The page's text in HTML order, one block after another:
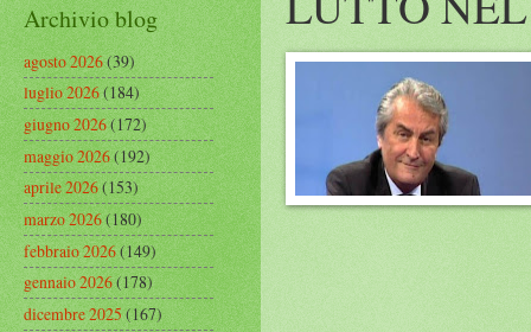
Archivio blog
agosto 2026(39)
luglio 2026(184)
giugno 2026(172)
maggio 2026(192)
aprile 2026(153)
marzo 2026(180)
febbraio 2026(149)
gennaio 2026(178)
dicembre 2025(167)